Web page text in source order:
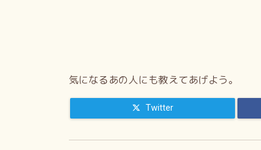
気になるあの人にも教えてあげよう。
Twitter